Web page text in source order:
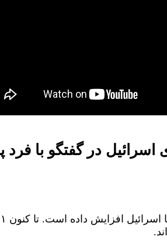
در گفتگو با فرد